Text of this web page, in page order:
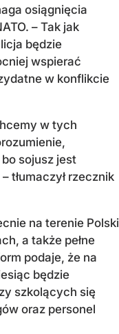
osiągnięcia
– Tak jak
będzie
wspierać
w konflikcie
w tych
sojusz jest
tłumaczył rzecznik
na terenie Polski
a także pełne
podaje, że na
będzie
szkolących się
oraz personel